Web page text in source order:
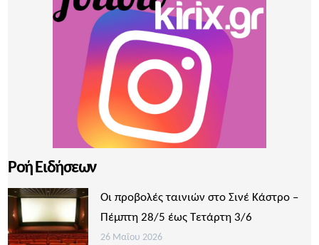
Ροή Ειδήσεων
Οι προβολές ταινιών στο Σινέ Κάστρο –
Πέμπτη 28/5 έως Τετάρτη 3/6
26 Μαΐου 2026